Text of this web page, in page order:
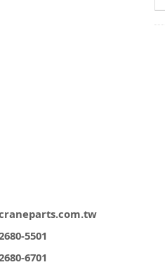
5501
6701